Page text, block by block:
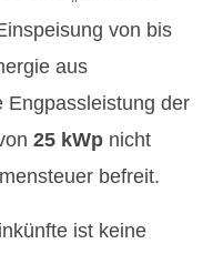
von bis
aus
Engpassleistung der
25 kWp nicht
befreit.
ist keine